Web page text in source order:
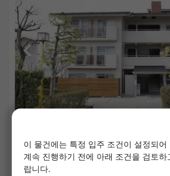
그랑 타카라즈카 (오사카)
¥38,000 - ¥48,000